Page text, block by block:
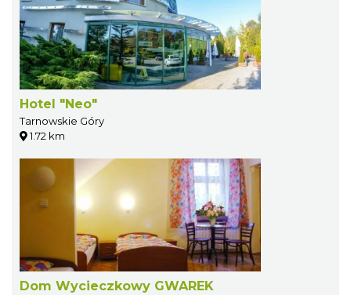
Hotel "Neo"
Tarnowskie Góry
1.72 km
Dom Wycieczkowy GWAREK